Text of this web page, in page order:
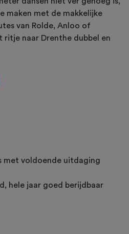
maken met de makkelijke
van Rolde, Anloo of
ritje naar Drenthe dubbel en
met voldoende uitdaging
hele jaar goed berijdbaar